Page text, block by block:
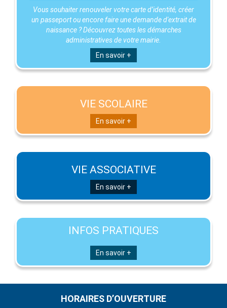
Vous souhaiter renouveler votre carte d’identité, créer
un passeport ou encore faire une demande d'extrait de
naissance ? Découvrez toutes les démarches
administratives de votre mairie.
En savoir +
VIE SCOLAIRE
En savoir +
VIE ASSOCIATIVE
En savoir +
INFOS PRATIQUES
En savoir +
HORAIRES D’OUVERTURE